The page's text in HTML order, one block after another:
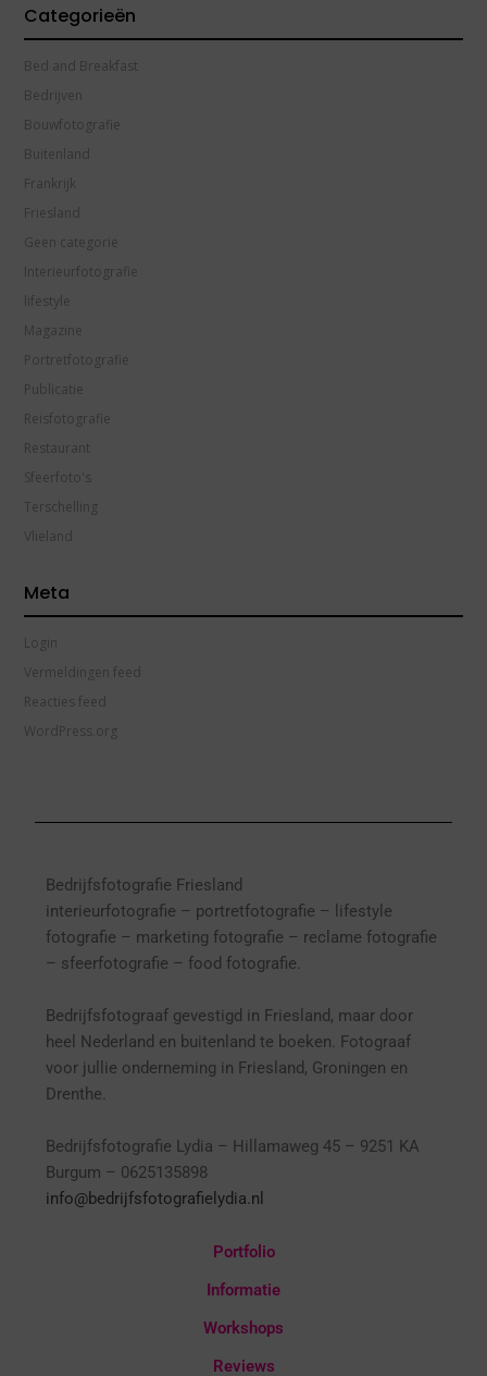
Categorieën
Bed and Breakfast
Bedrijven
Bouwfotografie
Buitenland
Frankrijk
Friesland
Geen categorie
Interieurfotografie
lifestyle
Magazine
Portretfotografie
Publicatie
Reisfotografie
Restaurant
Sfeerfoto's
Terschelling
Vlieland
Meta
Login
Vermeldingen feed
Reacties feed
WordPress.org
Bedrijfsfotografie Friesland
interieurfotografie – portretfotografie – l ifestyle
fotografie – marketing fotografie – reclame fotografie
– sfeerfotografie – food fotografie.
Bedrijfsfotograaf gevestigd in Friesland, maar door
heel Nederland en buitenland te boeken. Fotograaf
voor jullie onderneming in Friesland, Groningen en
Drenthe.
Bedrijfsfotografie Lydia – Hillamaweg 45 – 9251 KA
Burgum – 0625135898
info@bedrijfsfotografielydia.nl
Portfolio
Informatie
Workshops
Reviews